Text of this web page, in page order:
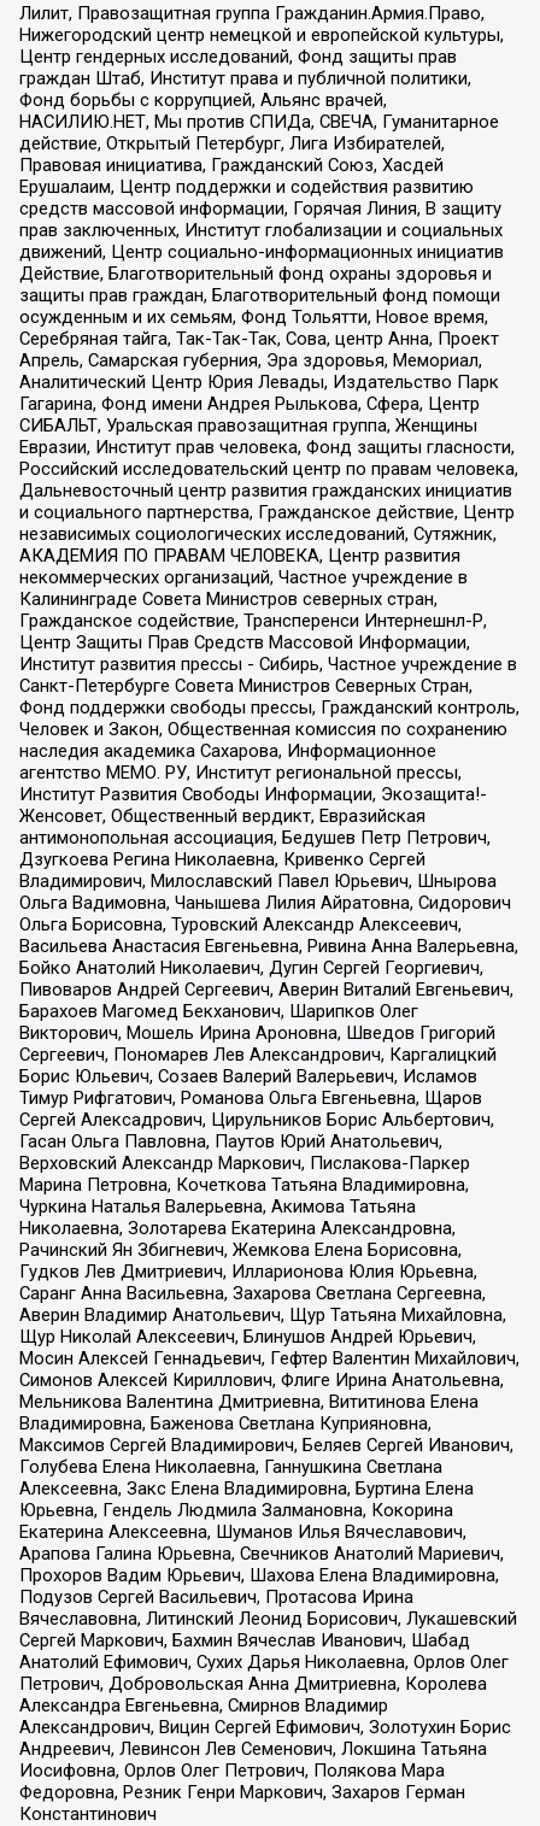
Лилит, Правозащитная группа Гражданин.Армия.Право,
Нижегородский центр немецкой и европейской культуры,
Центр гендерных исследований, Фонд защиты прав
граждан Штаб, Институт права и публичной политики,
Фонд борьбы с коррупцией, Альянс врачей,
НАСИЛИЮ.НЕТ, Мы против СПИДа, СВЕЧА, Гуманитарное
действие, Открытый Петербург, Лига Избирателей,
Правовая инициатива, Гражданский Союз, Хасдей
Ерушалаим, Центр поддержки и содействия развитию
средств массовой информации, Горячая Линия, В защиту
прав заключенных, Институт глобализации и социальных
движений, Центр социально-информационных инициатив
Действие, Благотворительный фонд охраны здоровья и
защиты прав граждан, Благотворительный фонд помощи
осужденным и их семьям, Фонд Тольятти, Новое время,
Серебряная тайга, Так-Так-Так, Сова, центр Анна, Проект
Апрель, Самарская губерния, Эра здоровья, Мемориал,
Аналитический Центр Юрия Левады, Издательство Парк
Гагарина, Фонд имени Андрея Рылькова, Сфера, Центр
СИБАЛЬТ, Уральская правозащитная группа, Женщины
Евразии, Институт прав человека, Фонд защиты гласности,
Российский исследовательский центр по правам человека,
Дальневосточный центр развития гражданских инициатив
и социального партнерства, Гражданское действие, Центр
независимых социологических исследований, Сутяжник,
АКАДЕМИЯ ПО ПРАВАМ ЧЕЛОВЕКА, Центр развития
некоммерческих организаций, Частное учреждение в
Калининграде Совета Министров северных стран,
Гражданское содействие, Трансперенси Интернешнл-Р,
Центр Защиты Прав Средств Массовой Информации,
Институт развития прессы - Сибирь, Частное учреждение в
Санкт-Петербурге Совета Министров Северных Стран,
Фонд поддержки свободы прессы, Гражданский контроль,
Человек и Закон, Общественная комиссия по сохранению
наследия академика Сахарова, Информационное
агентство МЕМО. РУ, Институт региональной прессы,
Институт Развития Свободы Информации, Экозащита!-
Женсовет, Общественный вердикт, Евразийская
антимонопольная ассоциация, Бедушев Петр Петрович,
Дзугкоева Регина Николаевна, Кривенко Сергей
Владимирович, Милославский Павел Юрьевич, Шнырова
Ольга Вадимовна, Чанышева Лилия Айратовна, Сидорович
Ольга Борисовна, Туровский Александр Алексеевич,
Васильева Анастасия Евгеньевна, Ривина Анна Валерьевна,
Бойко Анатолий Николаевич, Дугин Сергей Георгиевич,
Пивоваров Андрей Сергеевич, Аверин Виталий Евгеньевич,
Барахоев Магомед Бекханович, Шарипков Олег
Викторович, Мошель Ирина Ароновна, Шведов Григорий
Сергеевич, Пономарев Лев Александрович, Каргалицкий
Борис Юльевич, Созаев Валерий Валерьевич, Исламов
Тимур Рифгатович, Романова Ольга Евгеньевна, Щаров
Сергей Алексадрович, Цирульников Борис Альбертович,
Гасан Ольга Павловна, Паутов Юрий Анатольевич,
Верховский Александр Маркович, Пислакова-Паркер
Марина Петровна, Кочеткова Татьяна Владимировна,
Чуркина Наталья Валерьевна, Акимова Татьяна
Николаевна, Золотарева Екатерина Александровна,
Рачинский Ян Збигневич, Жемкова Елена Борисовна,
Гудков Лев Дмитриевич, Илларионова Юлия Юрьевна,
Саранг Анна Васильевна, Захарова Светлана Сергеевна,
Аверин Владимир Анатольевич, Щур Татьяна Михайловна,
Щур Николай Алексеевич, Блинушов Андрей Юрьевич,
Мосин Алексей Геннадьевич, Гефтер Валентин Михайлович,
Симонов Алексей Кириллович, Флиге Ирина Анатольевна,
Мельникова Валентина Дмитриевна, Вититинова Елена
Владимировна, Баженова Светлана Куприяновна,
Максимов Сергей Владимирович, Беляев Сергей Иванович,
Голубева Елена Николаевна, Ганнушкина Светлана
Алексеевна, Закс Елена Владимировна, Буртина Елена
Юрьевна, Гендель Людмила Залмановна, Кокорина
Екатерина Алексеевна, Шуманов Илья Вячеславович,
Арапова Галина Юрьевна, Свечников Анатолий Мариевич,
Прохоров Вадим Юрьевич, Шахова Елена Владимировна,
Подузов Сергей Васильевич, Протасова Ирина
Вячеславовна, Литинский Леонид Борисович, Лукашевский
Сергей Маркович, Бахмин Вячеслав Иванович, Шабад
Анатолий Ефимович, Сухих Дарья Николаевна, Орлов Олег
Петрович, Добровольская Анна Дмитриевна, Королева
Александра Евгеньевна, Смирнов Владимир
Александрович, Вицин Сергей Ефимович, Золотухин Борис
Андреевич, Левинсон Лев Семенович, Локшина Татьяна
Иосифовна, Орлов Олег Петрович, Полякова Мара
Федоровна, Резник Генри Маркович, Захаров Герман
Константинович